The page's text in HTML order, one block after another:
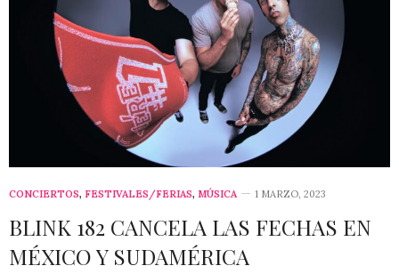
CONCIERTOS, FESTIVALES/FERIAS, MÚSICA 1 MARZO, 2023
BLINK 182 CANCELA LAS FECHAS EN
MÉXICO Y SUDAMÉRICA